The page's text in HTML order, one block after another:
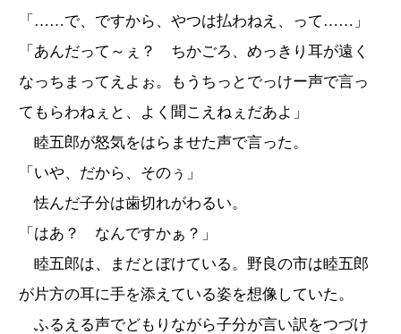
「……で、ですから、やつは払わねえ、って……」
「あんだって～ぇ？ ちかごろ、めっきり耳が遠く
なっちまってえよぉ。もうちっとでっけー声で言っ
てもらわねぇと、よく聞こえねぇだあよ」
睦五郎が怒気をはらませた声で言った。
「いや、だから、そのぅ」
怯んだ子分は歯切れがわるい。
「はあ？ なんですかぁ？」
睦五郎は、まだとぼけている。野良の市は睦五郎
が片方の耳に手を添えている姿を想像していた。
ふるえる声でどもりながら子分が言い訳をつづけ